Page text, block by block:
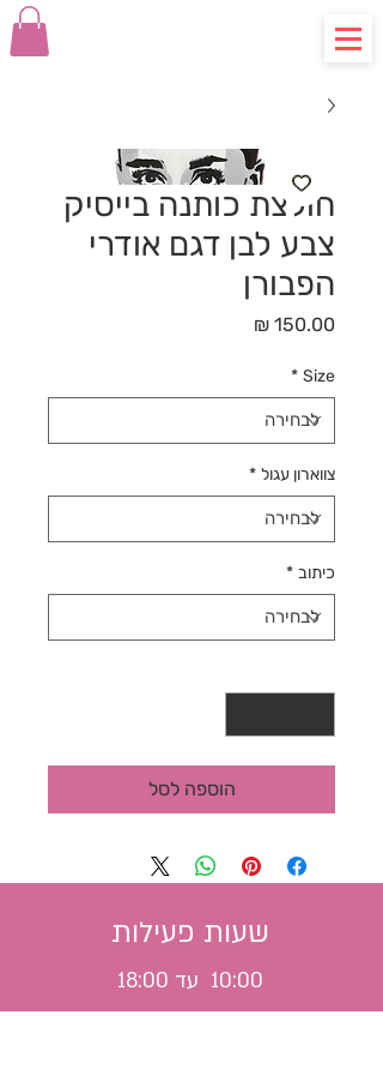
חולצת כותנה בייסיק
צבע לבן דגם אודרי
הפבורן
Size
*
צווארון עגול *
כיתוב *
הוספה לסל
שעות פעילות
10:00 עד 18:00